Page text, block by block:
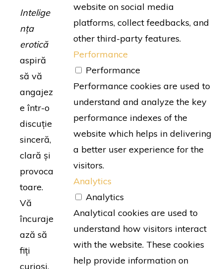
Intelige
nța
erotică
aspiră
să vă
angajez
e într-o
discuție
sinceră,
clară și
provoca
toare.
Vă
încuraje
ază să
fiți
curioși,
website on social media
platforms, collect feedbacks, and
other third-party features.
Performance
Performance
Performance cookies are used to
understand and analyze the key
performance indexes of the
website which helps in delivering
a better user experience for the
visitors.
Analytics
Analytics
Analytical cookies are used to
understand how visitors interact
with the website. These cookies
help provide information on